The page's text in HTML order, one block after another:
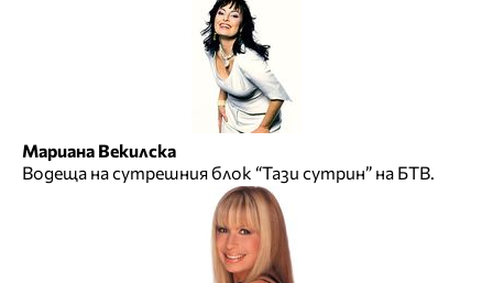
Мариана Векилска
Водеща на сутрешния блок “Тази сутрин” на БТВ.